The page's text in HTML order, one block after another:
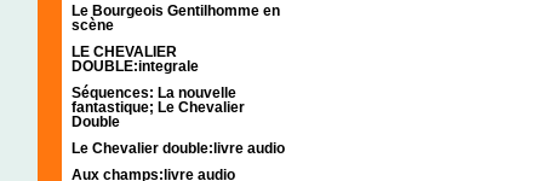
Le Bourgeois Gentilhomme en
scène
LE CHEVALIER
DOUBLE:integrale
Séquences: La nouvelle
fantastique; Le Chevalier
Double
Le Chevalier double:livre audio
Aux champs:livre audio